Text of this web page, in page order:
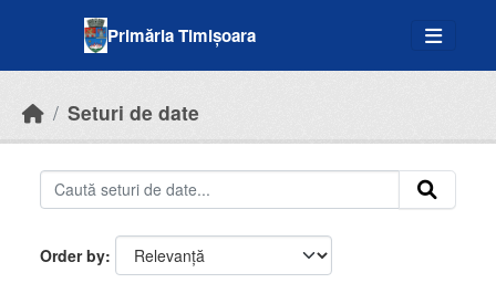
Primăria Timișoara
Seturi de date
Order by